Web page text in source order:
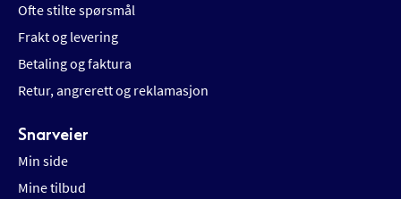
Ofte stilte spørsmål
Frakt og levering
Betaling og faktura
Retur, angrerett og reklamasjon
Snarveier
Min side
Mine tilbud